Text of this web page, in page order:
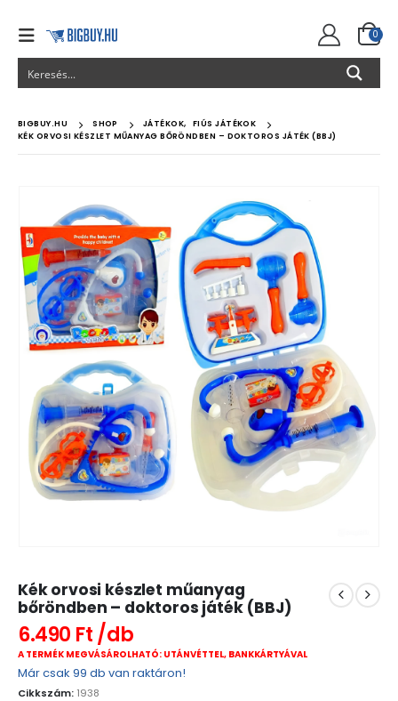
0
BIGBUY.HU SHOP JÁTÉKOK,
FIÚS JÁTÉKOK
KÉK ORVOSI KÉSZLET MŰANYAG BŐRÖNDBEN – DOKTOROS JÁTÉK (BBJ)
Kék orvosi készlet műanyag
bőröndben – doktoros játék (BBJ)
6.490 Ft
A TERMÉK MEGVÁSÁROLHATÓ: UTÁNVÉTTEL, BANKKÁRTYÁVAL
Már csak 99 db van raktáron!
Cikkszám: 1938